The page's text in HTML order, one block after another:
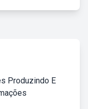
Produzindo E